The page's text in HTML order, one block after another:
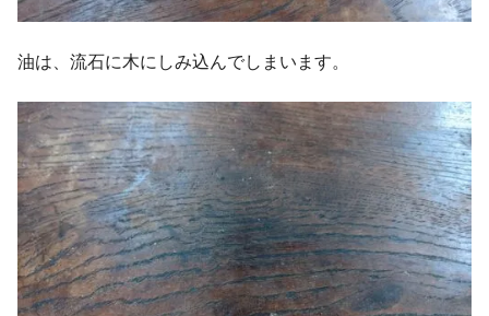
油は、流石に木にしみ込んでしまいます。